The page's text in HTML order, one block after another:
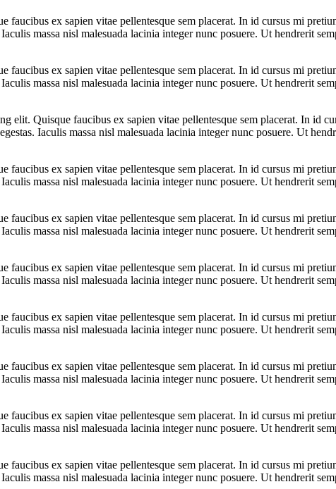
ex sapien vitae pellentesque sem placerat. In id cursus mi
massa nisl malesuada lacinia integer nunc posuere. Ut hendrerit
ex sapien vitae pellentesque sem placerat. In id cursus mi
massa nisl malesuada lacinia integer nunc posuere. Ut hendrerit
elit. Quisque faucibus ex sapien vitae pellentesque sem placerat. In id
Iaculis massa nisl malesuada lacinia integer nunc posuere. Ut
ex sapien vitae pellentesque sem placerat. In id cursus mi
massa nisl malesuada lacinia integer nunc posuere. Ut hendrerit
ex sapien vitae pellentesque sem placerat. In id cursus mi
massa nisl malesuada lacinia integer nunc posuere. Ut hendrerit
ex sapien vitae pellentesque sem placerat. In id cursus mi
massa nisl malesuada lacinia integer nunc posuere. Ut hendrerit
ex sapien vitae pellentesque sem placerat. In id cursus mi
massa nisl malesuada lacinia integer nunc posuere. Ut hendrerit
ex sapien vitae pellentesque sem placerat. In id cursus mi
massa nisl malesuada lacinia integer nunc posuere. Ut hendrerit
ex sapien vitae pellentesque sem placerat. In id cursus mi
massa nisl malesuada lacinia integer nunc posuere. Ut hendrerit
ex sapien vitae pellentesque sem placerat. In id cursus mi
massa nisl malesuada lacinia integer nunc posuere. Ut hendrerit